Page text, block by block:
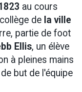
au cours
de la ville
partie de foot
Ellis, un élève
à pleines mains
but de l'équipe